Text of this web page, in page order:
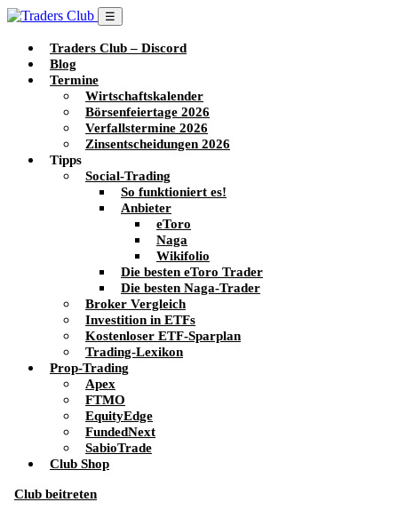
☰
Traders Club – Discord
Blog
Termine
Wirtschaftskalender
Börsenfeiertage 2026
Verfallstermine 2026
Zinsentscheidungen 2026
Tipps
Social-Trading
So funktioniert es!
Anbieter
eToro
Naga
Wikifolio
Die besten eToro Trader
Die besten Naga-Trader
Broker Vergleich
Investition in ETFs
Kostenloser ETF-Sparplan
Trading-Lexikon
Prop-Trading
Apex
FTMO
EquityEdge
FundedNext
SabioTrade
Club Shop
Club beitreten